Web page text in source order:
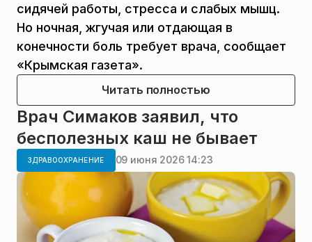
сидячей работы, стресса и слабых мышц.
Но ночная, жгучая или отдающая в
конечности боль требует врача, сообщает
«Крымская газета».
Читать полностью
Врач Симаков заявил, что
бесполезных каш не бывает
ЗДРАВООХРАНЕНИЕ 09 июня 2026 14:23